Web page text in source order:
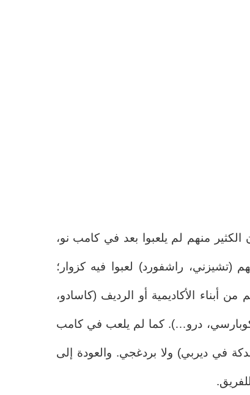
الكثير منهم لم يلعبوا بعد في كامب نو،
(تشيزني، راشفورد) لعبوا فيه كزوار؛
أبناء الأكاديمية أو الرديف (كاسادو،
كوبارسي، درو…). كما لم يلعب في كامب
في ديربي) ولا بردغجي. والعودة إلى